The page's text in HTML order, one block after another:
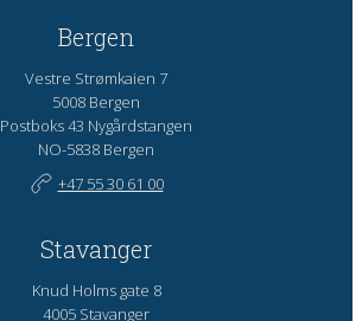
Bergen
Vestre Strømkaien 7
5008 Bergen
Postboks 43 Nygårdstangen
NO-5838 Bergen
+47 55 30 61 00
Stavanger
Knud Holms gate 8
4005 Stavanger